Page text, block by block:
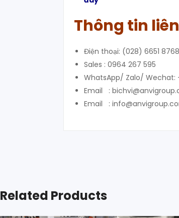
Thông tin
Điện thoại: (028) 6651 8768
Sales : 0964 267 595
WhatsApp/ Zalo/ Wechat:
Email :
Email :
Related Products